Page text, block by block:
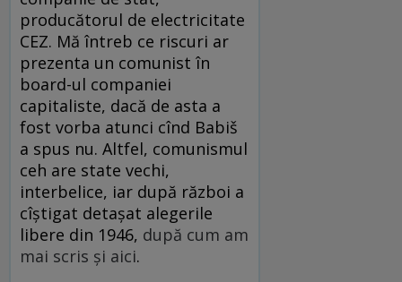
producătorul de electricitate
CEZ. Mă întreb ce riscuri ar
prezenta un comunist în
board-ul companiei
capitaliste, dacă de asta a
fost vorba atunci cînd Babiš
a spus nu. Altfel, comunismul
ceh are state vechi,
interbelice, iar după război a
cîştigat detaşat alegerile
libere din 1946, după cum am
mai scris şi aici.